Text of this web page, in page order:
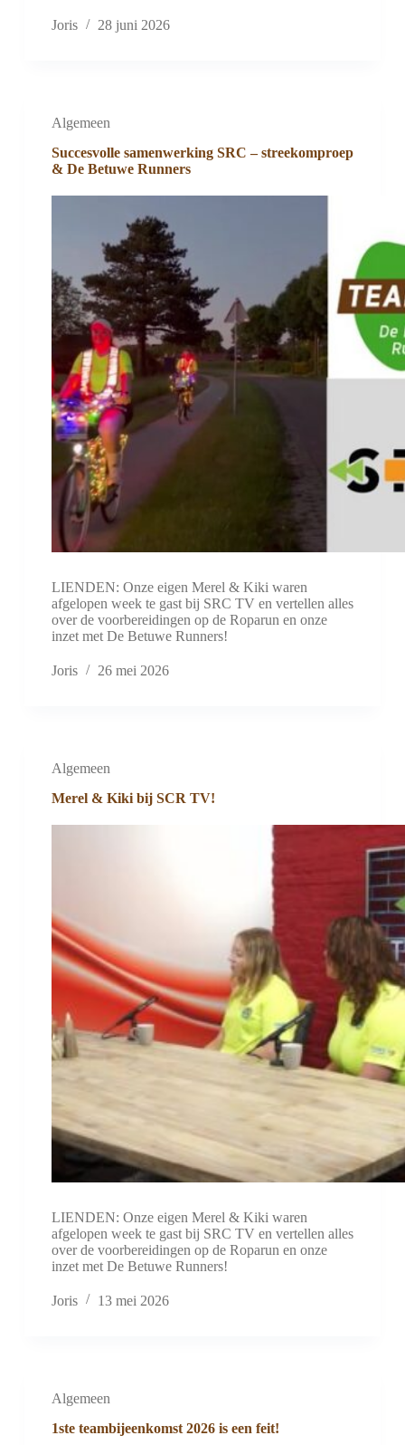
Joris 28 juni 2026
Algemeen
Succesvolle samenwerking SRC – streekomproep
& De Betuwe Runners
LIENDEN: Onze eigen Merel & Kiki waren
afgelopen week te gast bij SRC TV en vertellen alles
over de voorbereidingen op de Roparun en onze
inzet met De Betuwe Runners!
Joris 26 mei 2026
Algemeen
Merel & Kiki bij SCR TV!
LIENDEN: Onze eigen Merel & Kiki waren
afgelopen week te gast bij SRC TV en vertellen alles
over de voorbereidingen op de Roparun en onze
inzet met De Betuwe Runners!
Joris 13 mei 2026
Algemeen
1ste teambijeenkomst 2026 is een feit!